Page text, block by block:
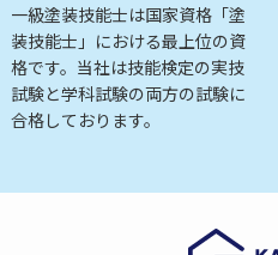
一級塗装技能士は国家資格「塗
装技能士」における最上位の資
格です。当社は技能検定の実技
試験と学科試験の両方の試験に
合格しております。